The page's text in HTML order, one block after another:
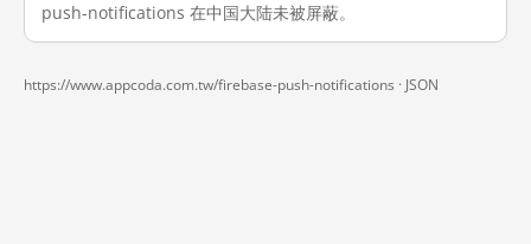
push-notifications 在中国大陆未被屏蔽。
https://www.appcoda.com.tw/firebase-push-notifications · JSON